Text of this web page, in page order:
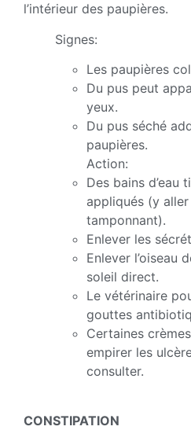
l’intérieur des paupières.
Signes:
Les paupières
Du pus peut
yeux.
Du pus séché
paupières.
Action:
Des bains d’eau
appliqués (y
tamponnant).
Enlever les
Enlever l’oiseau
soleil direct.
Le vétérinaire
gouttes
Certaines
empirer les
consulter.
CONSTIPATION